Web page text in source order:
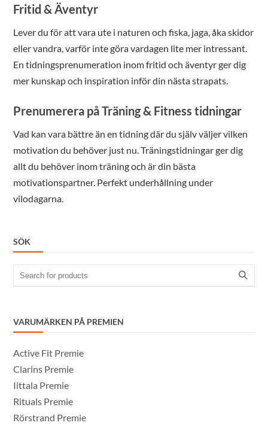
Fritid & Äventyr
Lever du för att vara ute i naturen och fiska, jaga, åka skidor
eller vandra, varför inte göra vardagen lite mer intressant.
En tidningsprenumeration inom fritid och äventyr ger dig
mer kunskap och inspiration inför din nästa strapats.
Prenumerera på Träning & Fitness tidningar
Vad kan vara bättre än en tidning där du själv väljer vilken
motivation du behöver just nu. Träningstidningar ger dig
allt du behöver inom träning och är din bästa
motivationspartner. Perfekt underhållning under
vilodagarna.
SÖK
Search
for:
VARUMÄRKEN PÅ PREMIEN
Active Fit Premie
Clarins Premie
Iittala Premie
Rituals Premie
Rörstrand Premie